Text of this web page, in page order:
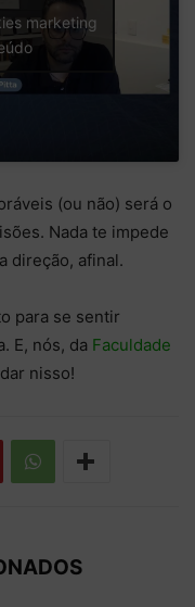
marketing
(ou não) será o
Nada te impede
direção, afinal.
para se sentir
E, nós, da Faculdade
nisso!